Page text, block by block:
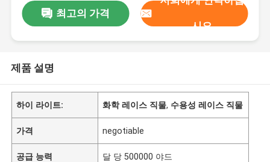
최고의 가격
시오
제품 설명
하이 라이트: 화학 레이스 직물, 수용성 레이스 직물
가격 negotiable
공급 능력 달 당 500000 야드